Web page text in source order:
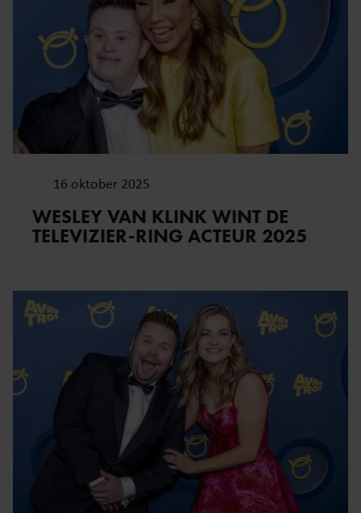
16 oktober 2025
WESLEY VAN KLINK WINT DE
TELEVIZIER-RING ACTEUR 2025